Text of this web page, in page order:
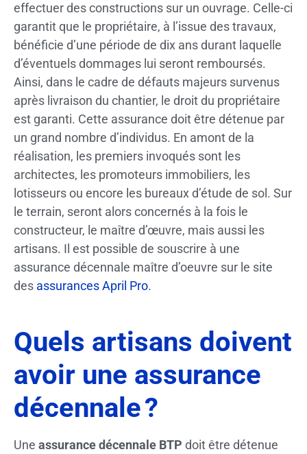
effectuer des constructions sur un ouvrage. Celle-ci
garantit que le propriétaire, à l’issue des travaux,
bénéficie d’une période de dix ans durant laquelle
d’éventuels dommages lui seront remboursés.
Ainsi, dans le cadre de défauts majeurs survenus
après livraison du chantier, le droit du propriétaire
est garanti. Cette assurance doit être détenue par
un grand nombre d’individus. En amont de la
réalisation, les premiers invoqués sont les
architectes, les promoteurs immobiliers, les
lotisseurs ou encore les bureaux d’étude de sol. Sur
le terrain, seront alors concernés à la fois le
constructeur, le maître d’œuvre, mais aussi les
artisans. Il est possible de souscrire à une
assurance décennale maître d’oeuvre sur le site
des assurances April Pro.
Quels artisans doivent
avoir une assurance
décennale ?
Une assurance décennale BTP doit être détenue